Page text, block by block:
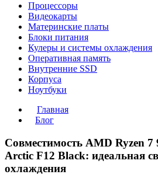
Процессоры
Видеокарты
Материнские платы
Блоки питания
Кулеры и системы охлаждения
Оперативная память
Внутренние SSD
Корпуса
Ноутбуки
Главная
Блог
Совместимость AMD Ryzen
Arctic F12 Black: идеальная
охлаждения